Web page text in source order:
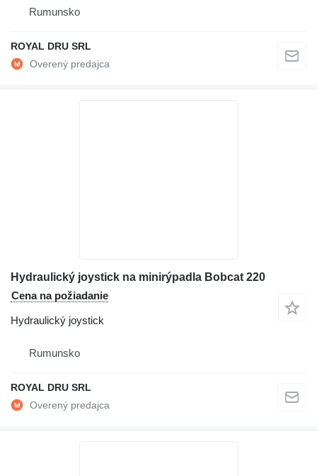
Rumunsko
ROYAL DRU SRL
Hydraulický joystick na minirýpadla Bobcat 220
Cena na požiadanie
Hydraulický joystick
Rumunsko
ROYAL DRU SRL